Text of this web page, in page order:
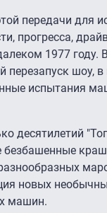
передачи для
прогресса,
1977 году.
перезапуск шоу, в
испытания
десятилетий
новых
машин.